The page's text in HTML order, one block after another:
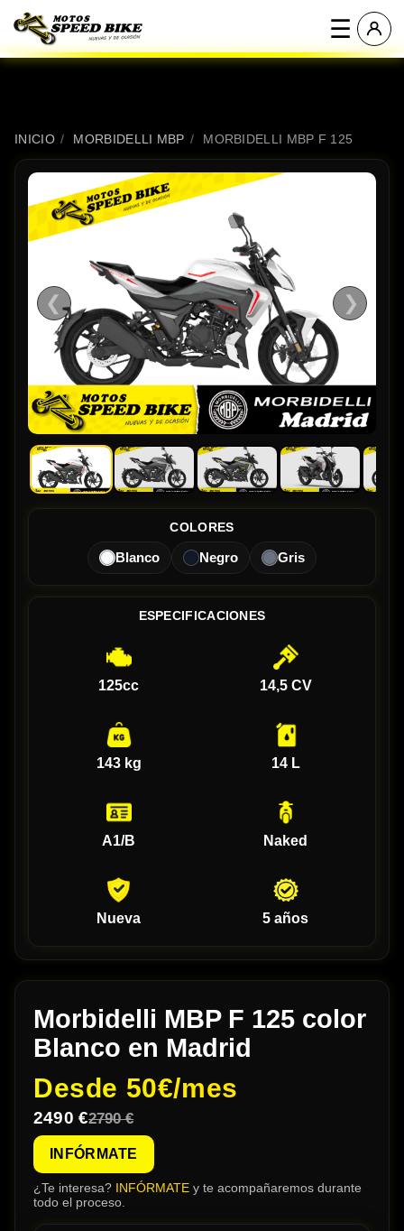
☰
INICIO / MORBIDELLI MBP / MORBIDELLI MBP F 125
❮ ❯
COLORES
Blanco Negro Gris
ESPECIFICACIONES
125cc 14,5 CV
143 kg 14 L
A1/B Naked
Nueva 5 años
Morbidelli MBP F 125 color
Blanco en Madrid
Desde 50€/mes
2490 €2790 €
INFÓRMATE
¿Te interesa? INFÓRMATE y te acompañaremos durante
todo el proceso.